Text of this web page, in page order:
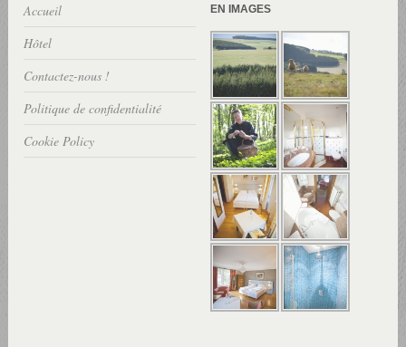
Accueil
Hôtel
Contactez-nous !
Politique de confidentialité
Cookie Policy
EN IMAGES